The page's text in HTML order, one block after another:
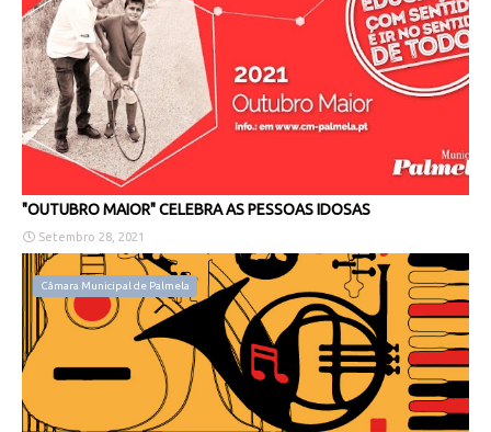
"OUTUBRO MAIOR" CELEBRA AS PESSOAS IDOSAS
Setembro 28, 2021
Câmara Municipal de Palmela